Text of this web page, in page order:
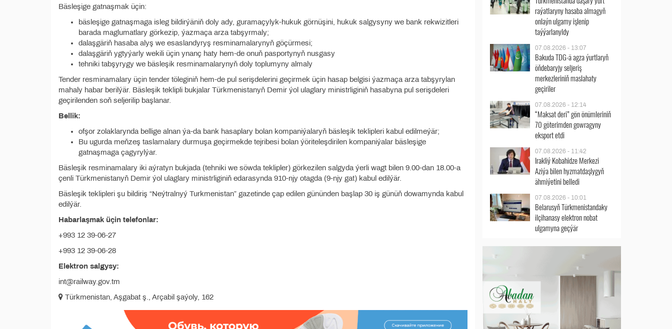
Bäsleşige gatnaşmak üçin:
bäsleşige gatnaşmaga isleg bildirýäniň doly ady, guramaçylyk-hukuk görnüşini, hukuk salgysyny we bank rekwizitleri
barada maglumatlary görkezip, ýazmaça arza tabşyrmaly;
dalaşgäriň hasaba alyş we esaslandyryş resminamalarynyň göçürmesi;
dalaşgäriň ygtyýarly wekili üçin ynanç haty hem-de onuň pasportynyň nusgasy
tehniki tabşyrygy we bäsleşik resminamalarynyň doly toplumyny almaly
Tender resminamalary üçin tender töleginiň hem-de pul serişdelerini geçirmek üçin hasap belgisi ýazmaça arza tabşyrylan
mahaly habar berilýär. Bäsleşik teklipli bukjalar Türkmenistanyň Demir ýol ulaglary ministrliginiň hasabyna pul serişdeleri
geçirilenden soň seljerilip başlanar.
Bellik:
ofşor zolaklarynda bellige alnan ýa-da bank hasaplary bolan kompaniýalaryň bäsleşik teklipleri kabul edilmeýär;
Bu ugurda meňzeş taslamalary durmuşa geçirmekde tejribesi bolan ýöriteleşdirilen kompaniýalar bäsleşige
gatnaşmaga çagyrylýar.
Bäsleşik resminamalary iki aýratyn bukjada (tehniki we söwda teklipler) görkezilen salgyda ýerli wagt bilen 9.00-dan 18.00-a
çenli Türkmenistanyň Demir ýol ulaglary ministrliginiň edarasynda 910-njy otagda (9-njy gat) kabul edilýär.
Bäsleşik teklipleri şu bildiriş “Neýtralnyý Turkmenistan” gazetinde çap edilen gününden başlap 30 iş günüň dowamynda kabul
edilýär.
Habarlaşmak üçin telefonlar:
+993 12 39-06-27
+993 12 39-06-28
Elektron salgysy:
int@railway.gov.tm
Türkmenistan, Aşgabat ş., Arçabil şaýoly, 162
raýatlaryny hasaba almagyň
onlaýn ulgamy işlenip
taýýarlanyldy
07.08.2026 - 13:07
Bakuda TDG-ä agza ýurtlaryň
öňdebaryjy seljeriş
merkezleriniň maslahaty
geçiriler
07.08.2026 - 12:14
“Maksat deri” gön önümleriniň
70 göterimden gowragyny
eksport etdi
07.08.2026 - 11:42
Irakliý Kobahidze Merkezi
Aziýa bilen hyzmatdaşlygyň
ähmiýetini belledi
07.08.2026 - 10:01
Belarusyň Türkmenistandaky
ilçihanasy elektron nobat
ulgamyna geçýär